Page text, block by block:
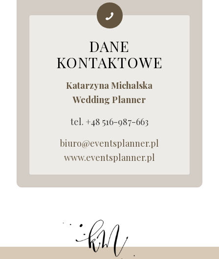
DANE
KONTAKTOWE
Katarzyna Michalska
Wedding Planner
tel. +48 516-987-663
biuro@eventsplanner.pl
www.eventsplanner.pl